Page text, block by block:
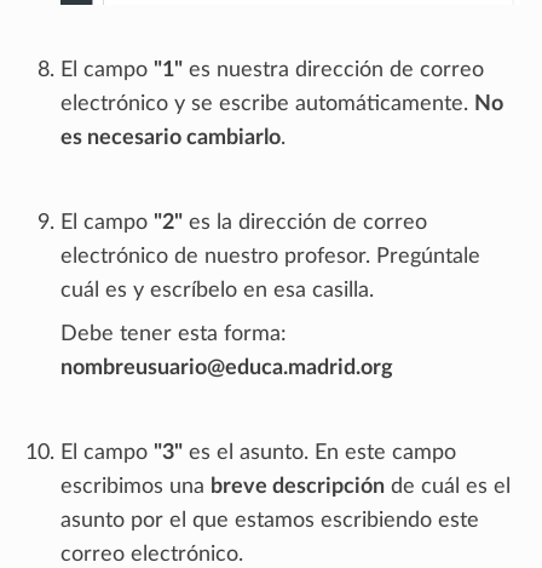
El campo "1" es nuestra dirección de correo
electrónico y se escribe automáticamente. No
es necesario cambiarlo.
El campo "2" es la dirección de correo
electrónico de nuestro profesor. Pregúntale
cuál es y escríbelo en esa casilla.
Debe tener esta forma:
nombreusuario@educa.madrid.org
El campo "3" es el asunto. En este campo
escribimos una breve descripción de cuál es el
asunto por el que estamos escribiendo este
correo electrónico.